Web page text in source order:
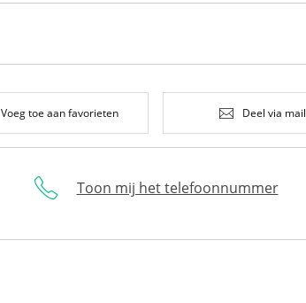
Voeg toe aan favorieten Deel via mail
Toon mij het telefoonnummer